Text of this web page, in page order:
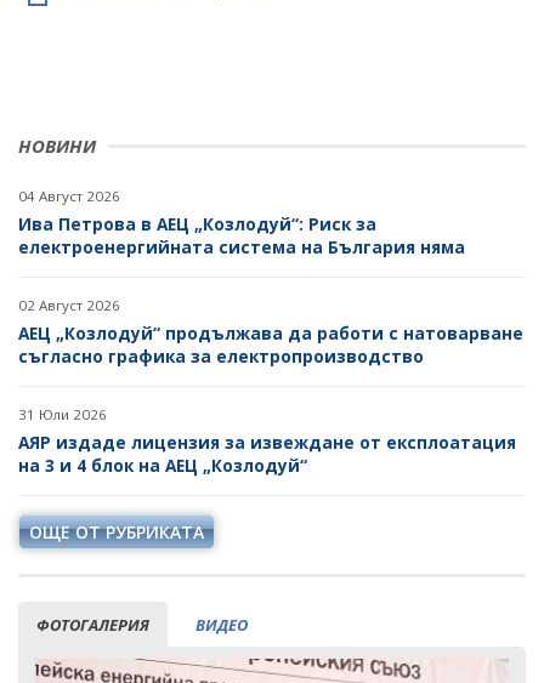
НОВИНИ
04 Август 2026
Ива Петрова в АЕЦ „Козлодуй“: Риск за
електроенергийната система на България няма
02 Август 2026
АЕЦ „Козлодуй“ продължава да работи с натоварване
съгласно графика за електропроизводство
31 Юли 2026
АЯР издаде лицензия за извеждане от експлоатация
на 3 и 4 блок на АЕЦ „Козлодуй“
ОЩЕ ОТ РУБРИКАТА
ФОТОГАЛЕРИЯ ВИДЕО
РАЗПРОДАЖБА НА АКТИВИ
ТЪРГОВЕ
ИЗБОР НА ОДИТОРИ
ПОКАНИ НА ТЪРГОВСКИ ДРУЖЕСТВА ЗА
ДРУГИ